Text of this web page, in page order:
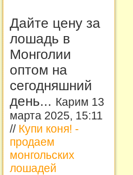
Дайте цену за
лошадь в
Монголии
оптом на
сегодняшний
день... Карим 13
марта 2025, 15:11
// Купи коня! -
продаем
монгольских
лошадей